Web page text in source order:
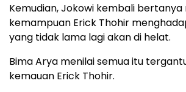
Kemudian, Jokowi kembali
kemampuan Erick Thohir
yang tidak lama lagi akan di helat.
Bima Arya menilai semua itu
kemauan Erick Thohir.